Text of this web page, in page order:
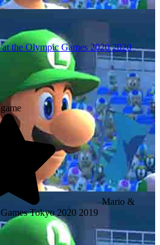
at the Olympic Games 20202020
Mario &
Tokyo 2020 2019